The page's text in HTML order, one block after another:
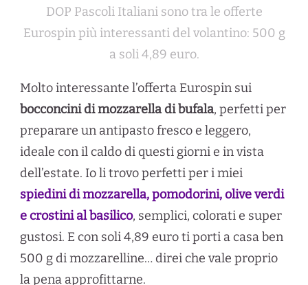
DOP Pascoli Italiani sono tra le offerte
Eurospin più interessanti del volantino: 500 g
a soli 4,89 euro.
Molto interessante l’offerta Eurospin sui
bocconcini di mozzarella di bufala, perfetti per
preparare un antipasto fresco e leggero,
ideale con il caldo di questi giorni e in vista
dell’estate. Io li trovo perfetti per i miei
spiedini di mozzarella, pomodorini, olive verdi
e crostini al basilico, semplici, colorati e super
gustosi. E con soli 4,89 euro ti porti a casa ben
500 g di mozzarelline… direi che vale proprio
la pena approfittarne.